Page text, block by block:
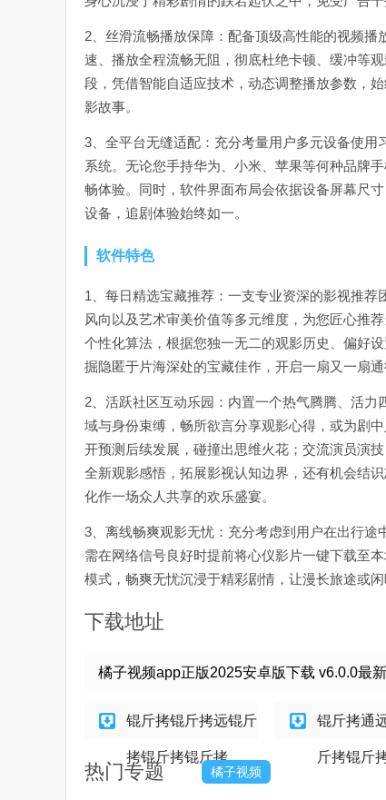
2、丝滑流畅播放保障：配备顶级高性能的视频
速、播放全程流畅无阻，彻底杜绝卡顿、缓冲等
段，凭借智能自适应技术，动态调整播放参数，
影故事。
3、全平台无缝适配：充分考量用户多元设备使
系统。无论您手持华为、小米、苹果等何种品牌
畅体验。同时，软件界面布局会依据设备屏幕尺
设备，追剧体验始终如一。
软件特色
1、每日精选宝藏推荐：一支专业资深的影视推
风向以及艺术审美价值等多元维度，为您匠心推
个性化算法，根据您独一无二的观影历史、偏好
掘隐匿于片海深处的宝藏佳作，开启一扇又一扇通
2、活跃社区互动乐园：内置一个热气腾腾、活
域与身份束缚，畅所欲言分享观影心得，或为剧
开预测后续发展，碰撞出思维火花；交流演员演
全新观影感悟，拓展影视认知边界，还有机会结
化作一场众人共享的欢乐盛宴。
3、离线畅爽观影无忧：充分考虑到用户在出行
需在网络信号良好时提前将心仪影片一键下载至
模式，畅爽无忧沉浸于精彩剧情，让漫长旅途或
下载地址
橘子视频app正版2025安卓版下载 v6.0.0最
锟斤拷锟斤拷远锟斤
拷锟斤拷锟斤拷
锟斤拷通
斤拷锟斤
热门专题 橘子视频